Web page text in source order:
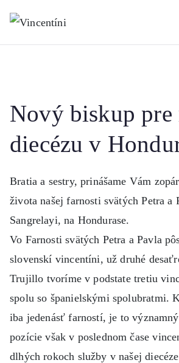
obsah
Nový biskup pre
diecézu v
Bratia a sestry, prinášame Vám
života našej farnosti svätých Petra a
Sangrelayi, na Hondurase.
Vo Farnosti svätých Petra a Pavla
slovenskí vincentíni, už druhé
Trujillo tvoríme v podstate tretiu
spolu so španielskými spolubratmi.
iba jedenásť farností, je to
pozície však v poslednom čase
dlhých rokoch služby v našej